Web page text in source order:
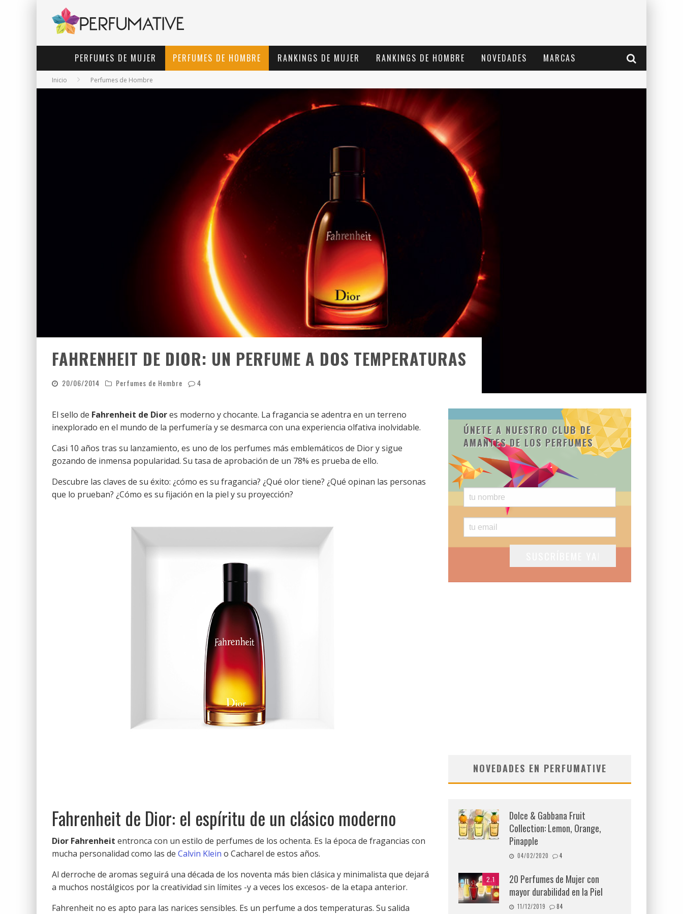
PERFUMES DE MUJER PERFUMES DE HOMBRE RANKINGS DE MUJER RANKINGS DE HOMBRE NOVEDADES MARCAS
Inicio Perfumes de Hombre
FAHRENHEIT DE DIOR: UN PERFUME A DOS TEMPERATURAS
20/06/2014 Perfumes de Hombre 4
El sello de Fahrenheit de Diores moderno y chocante. La fragancia se adentra en un terreno
inexplorado en el mundo de la perfumería y se desmarca con una experiencia olfativa inolvidable.
Casi 10 años tras su lanzamiento, es uno de los perfumes más emblemáticos de Dior y sigue
gozando de inmensa popularidad. Su tasa de aprobación de un 78% es prueba de ello.
Descubre las claves de su éxito: ¿cómo es su fragancia? ¿Qué olor tiene? ¿Qué opinan las personas
que lo prueban? ¿Cómo es su fijación en la piel y su proyección?
Fahrenheit de Dior: el espíritu de un clásico moderno
Dior Fahrenheit entronca con un estilo de perfumes de los ochenta. Es la época de fragancias con
mucha personalidad como las de Calvin Klein o Cacharel de estos años.
Al derroche de aromas seguirá una década de los noventa más bien clásica y minimalista que dejará
a muchos nostálgicos por la creatividad sin límites -y a veces los excesos- de la etapa anterior.
Fahrenheit no es apto para las narices sensibles. Es un perfume a dos temperaturas. Su salida
ÚNETE A NUESTRO CLUB DE
AMANTES DE LOS PERFUMES
NOVEDADES EN PERFUMATIVE
Dolce & Gabbana Fruit
Collection: Lemon, Orange,
Pinapple
04/02/2020 4
2.1
20 Perfumes de Mujer con
mayor durabilidad en la Piel
11/12/2019 84